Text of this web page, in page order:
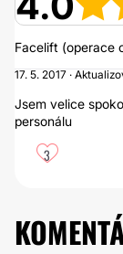
Facelift (operace
17. 5. 2017 ·
Jsem velice
personálu
3